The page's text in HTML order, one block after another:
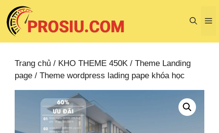
Chuyển
đến
nội
dung
Trang chủ / KHO THEME 450K / Theme Landing
page / Theme wordpress lading pape khóa học